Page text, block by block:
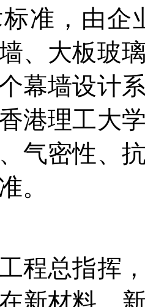
准，由企
、大板玻
幕墙设计
港理工大
气密性、
。
程总指挥